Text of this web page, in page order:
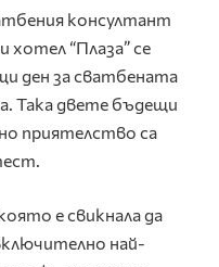
консултант
хотел “Плаза” се
ден за сватбената
Така двете бъдещи
приятелство са
е свикнала да
най-